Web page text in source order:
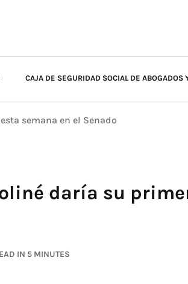
CAJA DE SEGURIDAD SOCIAL DE ABOGADOS
semana en el Senado
daría su
IN 5 MINUTES